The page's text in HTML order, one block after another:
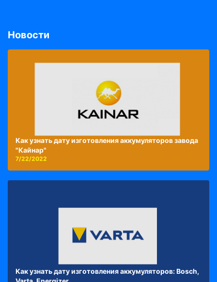
Новости
Как узнать дату изготовления аккумуляторов завода
"Кайнар"
7/22/2022
Как узнать дату изготовления аккумуляторов: Bosch,